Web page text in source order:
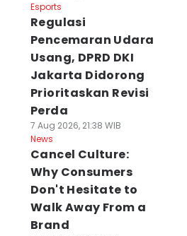
Esports
Regulasi
Pencemaran Udara
Usang, DPRD DKI
Jakarta Didorong
Prioritaskan Revisi
Perda
7 Aug 2026, 21:38 WIB
News
Cancel Culture:
Why Consumers
Don't Hesitate to
Walk Away From a
Brand